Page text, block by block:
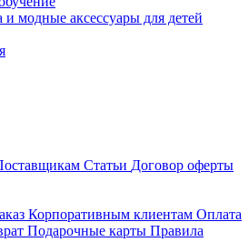
и модные аксессуары для детей
Статьи Договор оферты
Корпоративным клиентам Оплата
Подарочные карты Правила